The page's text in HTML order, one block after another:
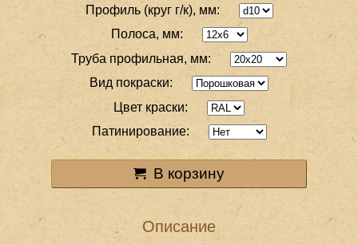
Профиль (круг г/к), мм:
Полоса, мм:
Труба профильная, мм:
Вид покраски:
Цвет краски:
Патинирование:
В корзину
Описание